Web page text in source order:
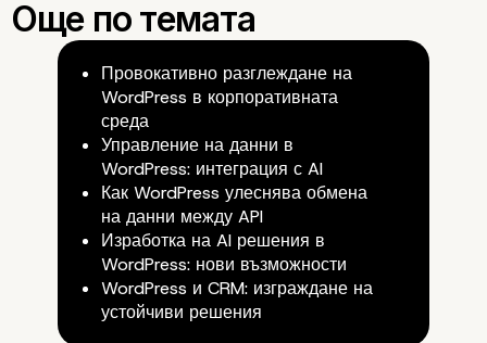
5. Повишено
сигурността
Провокативно разглеждане на
WordPress в корпоративната
среда
Управление на данни в
WordPress: интеграция с AI
Как WordPress улеснява обмена
на данни между API
Изработка на AI решения в
WordPress: нови възможности
WordPress и CRM: изграждане на
устойчиви решения